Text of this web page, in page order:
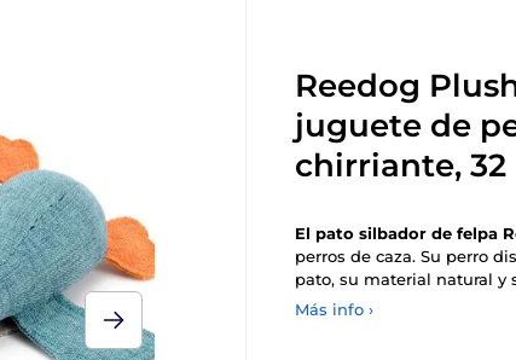
Reedog
juguete de
chirriante, 32
El pato silbador de felpa
perros de caza. Su perro
pato, su material natural y
Más info ›